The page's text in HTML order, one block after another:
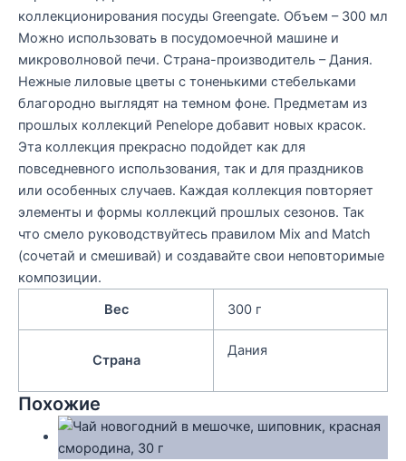
коллекционирования посуды Greengate. Объем – 300 мл
Можно использовать в посудомоечной машине и
микроволновой печи. Страна-производитель – Дания.
Нежные лиловые цветы с тоненькими стебельками
благородно выглядят на темном фоне. Предметам из
прошлых коллекций Penelope добавит новых красок.
Эта коллекция прекрасно подойдет как для
повседневного использования, так и для праздников
или особенных случаев. Каждая коллекция повторяет
элементы и формы коллекций прошлых сезонов. Так
что смело руководствуйтесь правилом Mix and Match
(сочетай и смешивай) и создавайте свои неповторимые
композиции.
Вес
300 г
Страна
Дания
Похожие